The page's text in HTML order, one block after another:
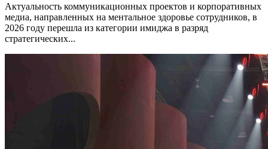
Актуальность коммуникационных проектов и корпоративных
медиа, направленных на ментальное здоровье сотрудников, в
2026 году перешла из категории имиджа в разряд
стратегических...